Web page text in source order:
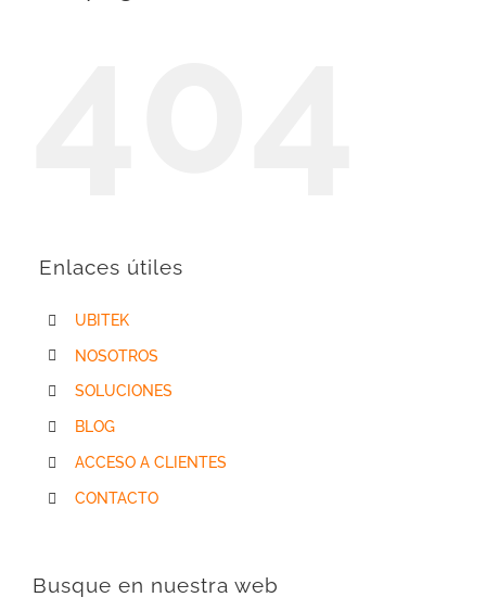
Enlaces útiles
UBITEK
NOSOTROS
SOLUCIONES
BLOG
ACCESO A CLIENTES
CONTACTO
Busque en nuestra web